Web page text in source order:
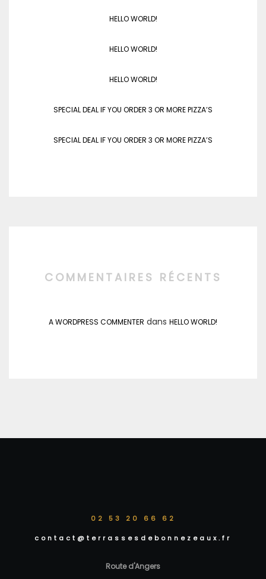
HELLO WORLD!
HELLO WORLD!
HELLO WORLD!
SPECIAL DEAL IF YOU ORDER 3 OR MORE PIZZA’S
SPECIAL DEAL IF YOU ORDER 3 OR MORE PIZZA’S
COMMENTAIRES RÉCENTS
A WORDPRESS COMMENTER dans HELLO WORLD!
02 53 20 66 62
contact@terrassesdebonnezeaux.fr
Route d'Angers